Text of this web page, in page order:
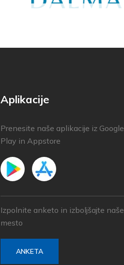
Aplikacije
Prenesite naše aplikacije iz Google
Play in Appstore
Izpolnite anketo in izboljšajte naše
mesto
ANKETA